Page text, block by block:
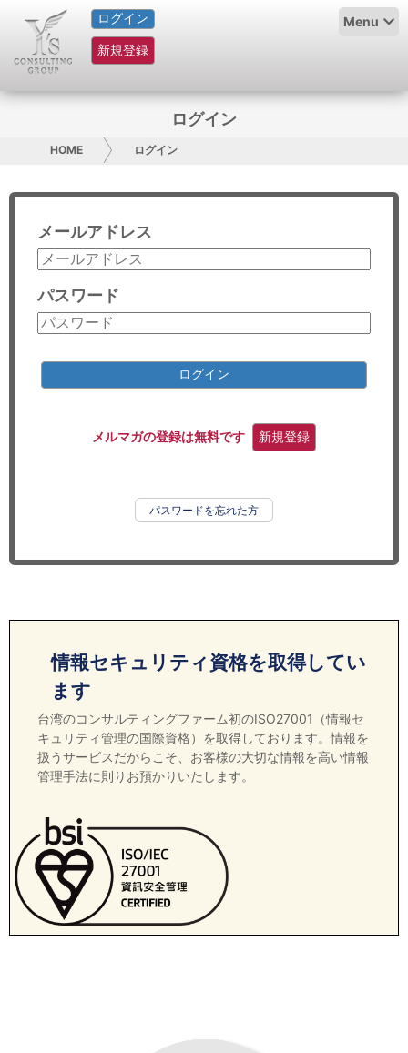
ログイン
新規登録
Menu
HOME
サービス紹介
グループ概要
採用情報
お問い合わせ
コンサルティング
リサーチ
ログイン
HOME ログイン
メールアドレス
パスワード
ログイン
メルマガの登録は無料です 新規登録
パスワードを忘れた方
情報セキュリティ資格を取得してい
ます
台湾のコンサルティングファーム初のISO27001（情報セ
キュリティ管理の国際資格）を取得しております。情報を
扱うサービスだからこそ、お客様の大切な情報を高い情報
管理手法に則りお預かりいたします。